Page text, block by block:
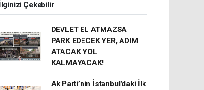
İlginizi Çekebilir
DEVLET EL ATMAZSA
PARK EDECEK YER, ADIM
ATACAK YOL
KALMAYACAK!
Ak Parti’nin İstanbul’daki İlk